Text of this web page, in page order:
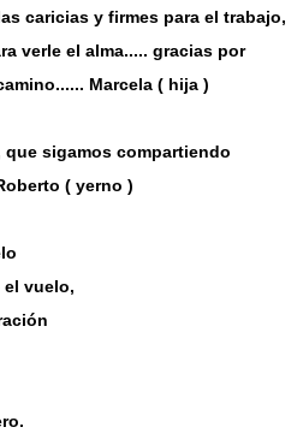
caricias y firmes para el trabajo,
verle el alma..... gracias por
Marcela ( hija )
sigamos compartiendo
( yerno )
el vuelo,